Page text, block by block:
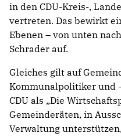
in den CDU-Kreis-,
vertreten. Das bewirkt
Ebenen – von unten
Schrader auf.
Gleiches gilt auf
Kommunalpolitiker und
CDU als „Die
Gemeinderäten, in
Verwaltung